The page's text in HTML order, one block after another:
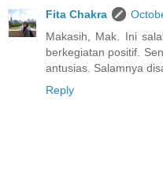
Fita Chakra
Makasih, Mak. Ini
berkegiatan positif.
antusias. Salamnya
Reply